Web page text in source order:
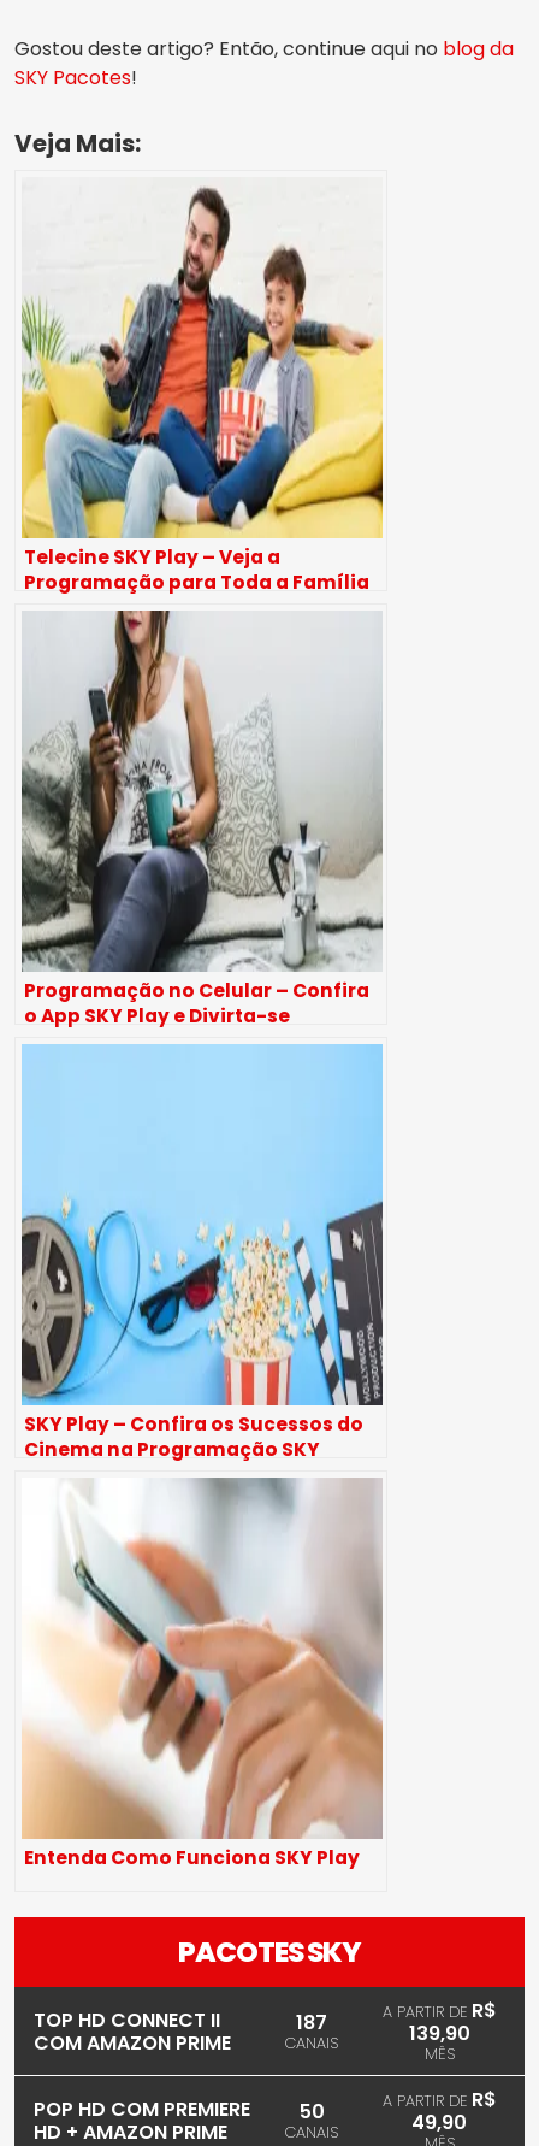
Gostou deste artigo? Então, continue aqui no blog da
SKY Pacotes!
Veja Mais:
Telecine SKY Play – Veja a
Programação para Toda a Família
Programação no Celular – Confira
o App SKY Play e Divirta-se
SKY Play – Confira os Sucessos do
Cinema na Programação SKY
Entenda Como Funciona SKY Play
PACOTES SKY
TOP HD CONNECT II
COM AMAZON PRIME
187
CANAIS
A PARTIR DE R$
139,90
MÊS
POP HD COM PREMIERE
HD + AMAZON PRIME
50
CANAIS
A PARTIR DE R$
49,90